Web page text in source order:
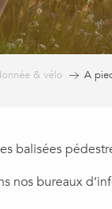
& vélo A
balisées
nos bureaux